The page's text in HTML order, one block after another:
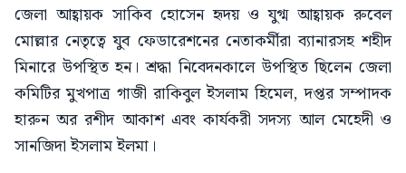
জেলা আহ্বায়ক সাকিব হোসেন হৃদয় ও যুগ্ম আহ্বায়ক রুবেল
মোল্লার নেতৃত্বে যুব ফেডারেশনের নেতাকর্মীরা ব্যানারসহ শহীদ
মিনারে উপস্থিত হন। শ্রদ্ধা নিবেদনকালে উপস্থিত ছিলেন জেলা
কমিটির মুখপাত্র গাজী রাকিবুল ইসলাম হিমেল, দপ্তর সম্পাদক
হারুন অর রশীদ আকাশ এবং কার্যকরী সদস্য আল মেহেদী ও
সানজিদা ইসলাম ইলমা।